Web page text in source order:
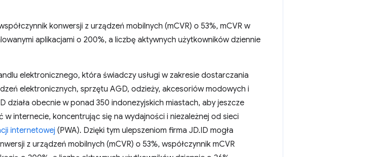
konwersji z urządzeń mobilnych (mCVR) o 53%, mCVR w
aplikacjami o 200%, a liczbę aktywnych użytkowników dziennie
elektronicznego, która świadczy usługi w zakresie dostarczania
elektronicznych, sprzętu AGD, odzieży, akcesoriów modowych i
działa obecnie w ponad 350 indonezyjskich miastach, aby jeszcze
internecie, koncentrując się na wydajności i niezależnej od sieci
internetowej (PWA). Dzięki tym ulepszeniom firma JD.ID mogła
z urządzeń mobilnych (mCVR) o 53%, współczynnik mCVR